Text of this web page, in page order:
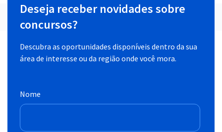
Deseja receber novidades sobre
concursos?
Descubra as oportunidades disponíveis dentro da sua
área de interesse ou da região onde você mora.
Nome